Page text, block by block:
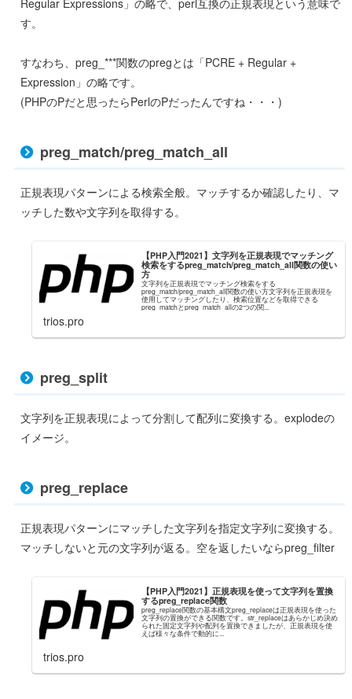
す。
すなわち、preg_***関数のpregとは「PCRE + Regular +
Expression」の略です。
(PHPのPだと思ったらPerlのPだったんですね・・・)
preg_match/preg_match_all
正規表現パターンによる検索全般。マッチするか確認したり、マ
ッチした数や文字列を取得する。
【PHP入門2021】文字列を正規表現でマッチング
検索をするpreg_match/preg_match_all関数の使い
方
文字列を正規表現でマッチング検索をする
preg_match/preg_match_all関数の使い方文字列を正規表現を
使用してマッチングしたり、検索位置などを取得できる
preg_matchとpreg_match_allの2つの関...
trios.pro
preg_split
文字列を正規表現によって分割して配列に変換する。explodeの
イメージ。
preg_replace
正規表現パターンにマッチした文字列を指定文字列に変換する。
マッチしないと元の文字列が返る。空を返したいならpreg_filter
【PHP入門2021】正規表現を使って文字列を置換
するpreg_replace関数
preg_replace関数の基本構文preg_replaceは正規表現を使った
文字列の置換ができる関数です。str_replaceはあらかじめ決め
られた固定文字列や配列を置換できましたが、正規表現を使
えば様々な条件で動的に...
trios.pro